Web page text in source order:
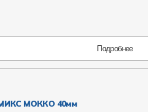
Подробнее
МОККО 40мм